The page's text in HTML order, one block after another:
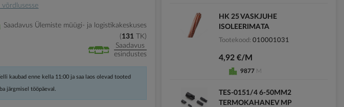
võrdlusesse
Saadavus Ülemiste müügi- ja logistikakeskuses
131
TK
Saadavus
esindustes
Telli kaubad enne kella 11:00 ja saa laos olevad tooted
järgmisel tööpäeval.
HK 25 VASKJUHE
ISOLEERIMATA
Tootekood 010001031
4,92 €/M
9877 M
TES-0151/4 6-50MM2
TERMOKAHANEV MP